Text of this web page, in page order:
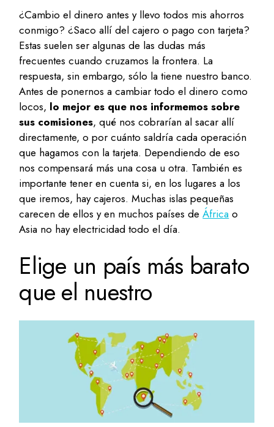
¿Cambio el dinero antes y llevo todos mis ahorros
conmigo? ¿Saco allí del cajero o pago con tarjeta?
Estas suelen ser algunas de las dudas más
frecuentes cuando cruzamos la frontera. La
respuesta, sin embargo, sólo la tiene nuestro banco.
Antes de ponernos a cambiar todo el dinero como
locos, lo mejor es que nos informemos sobre
sus comisiones, qué nos cobrarían al sacar allí
directamente, o por cuánto saldría cada operación
que hagamos con la tarjeta. Dependiendo de eso
nos compensará más una cosa u otra. También es
importante tener en cuenta si, en los lugares a los
que iremos, hay cajeros. Muchas islas pequeñas
carecen de ellos y en muchos países deÁfrica o
Asia no hay electricidad todo el día.
Elige un país más barato
que el nuestro